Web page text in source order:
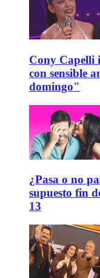
Cony Capelli
con sensible
domingo"
¿Pasa o no
supuesto fin
13